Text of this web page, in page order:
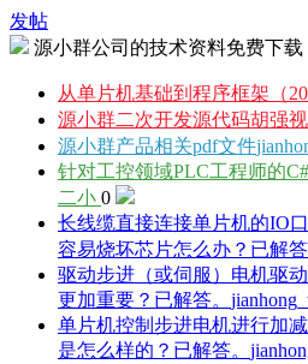
发帖
源小群公司的技术资料免费下载
从单片机基础到程序框架（
源小群二次开发源代码胡强
源小群产品相关pdf文件
针对工控领域PLC工程师的
二小 0
长线缆直接连接单片机的IO
容易烧坏芯片怎么办？已解答
驱动步进（或伺服）电机驱
更加重要？已解答。
单片机控制步进电机进行加
是怎么样的？已解答。